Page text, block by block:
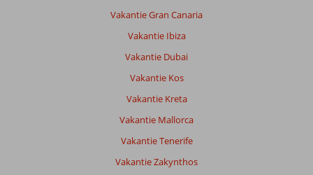
Vakantie Gran Canaria
Vakantie Ibiza
Vakantie Dubai
Vakantie Kos
Vakantie Kreta
Vakantie Mallorca
Vakantie Tenerife
Vakantie Zakynthos